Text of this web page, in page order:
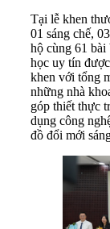
Tại lễ khen
01 sáng chế,
hộ cùng 61 bài
học uy tín
khen với tổng
những nhà
góp thiết thực
dụng công
đồ đổi mới